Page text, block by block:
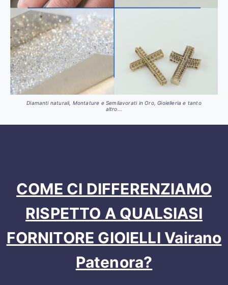
Diamanti naturali, Montature e Semilavorati in Oro, Gioielleria e tanto
altro...
COME CI DIFFERENZIAMO
RISPETTO A QUALSIASI
FORNITORE GIOIELLI Vairano
Patenora?